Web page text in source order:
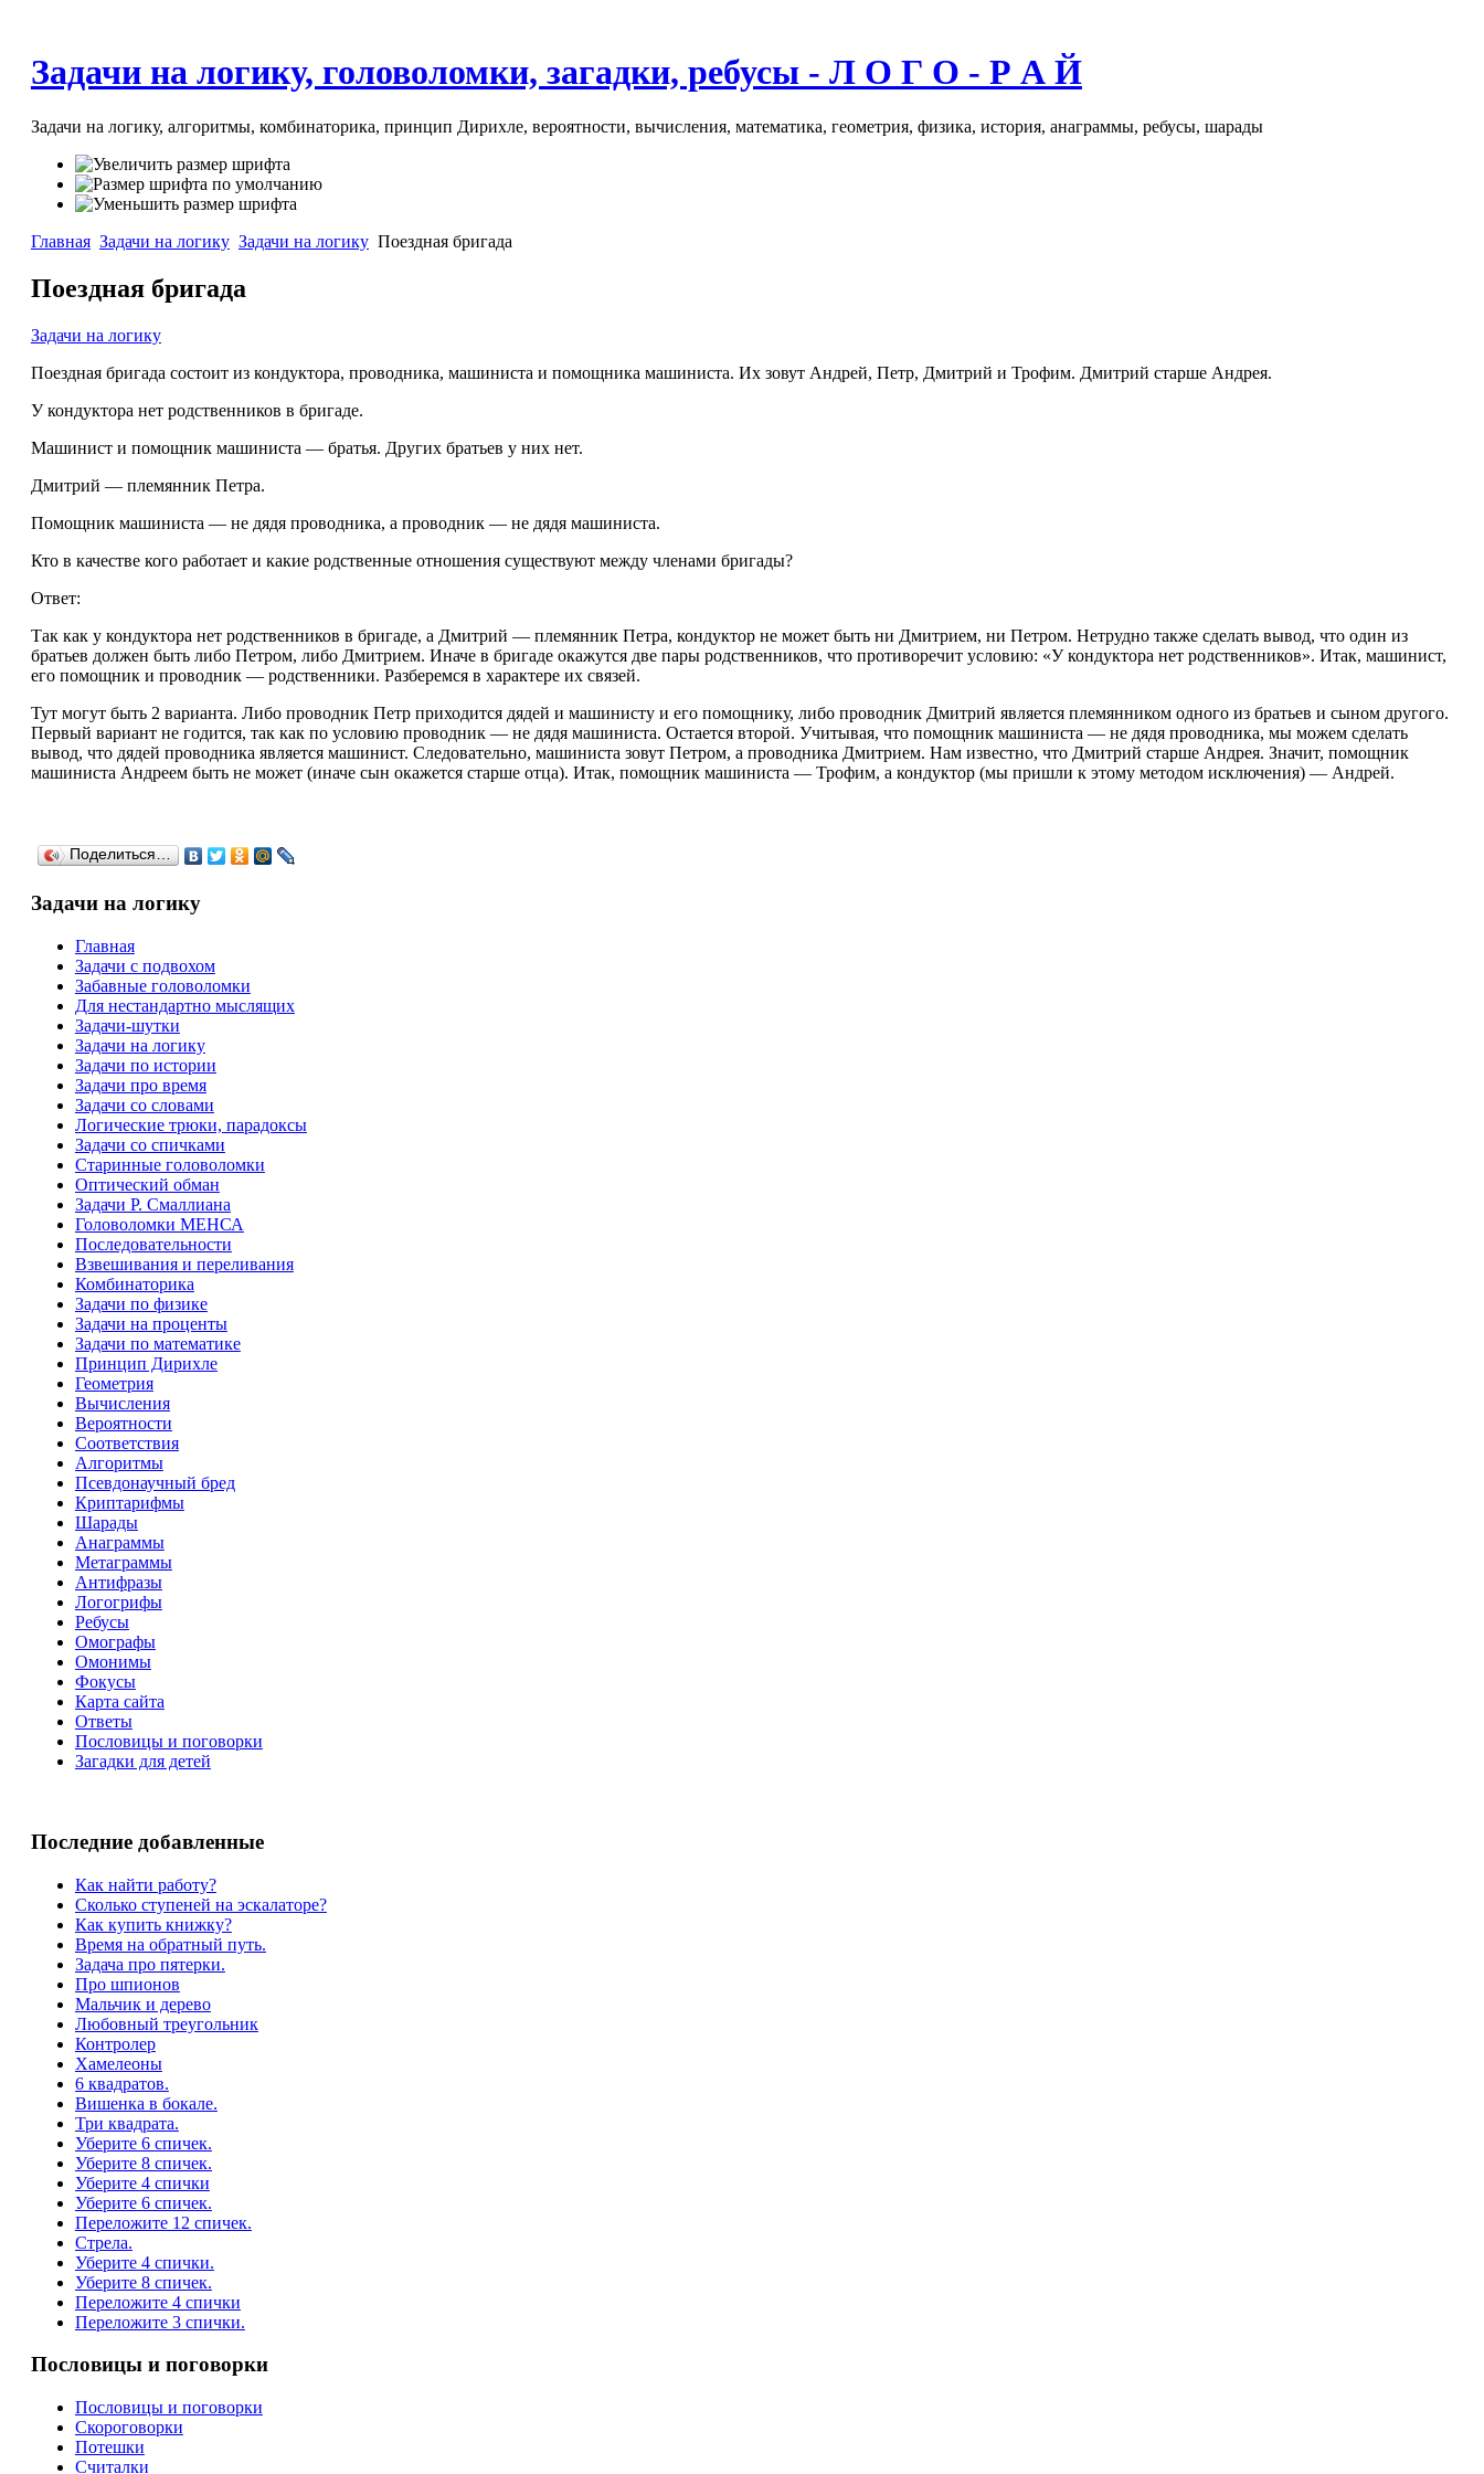
Задачи на логику, головоломки, загадки, ребусы - Л О Г О - Р А Й
Задачи на логику, алгоритмы, комбинаторика, принцип Дирихле, вероятности, вычисления, математика, геометрия, физика, история, анаграммы, ребусы, шарады
Главная Задачи на логику Задачи на логику Поездная бригада
Поездная бригада
Задачи на логику
Поездная бригада состоит из кондуктора, проводника, машиниста и помощника машиниста. Их зовут Андрей, Петр, Дмитрий и Трофим. Дмитрий старше Андрея.
У кондуктора нет родственников в бригаде.
Машинист и помощник машиниста — братья. Других братьев у них нет.
Дмитрий — племянник Петра.
Помощник машиниста — не дядя проводника, а проводник — не дядя машиниста.
Кто в качестве кого работает и какие родственные отношения существуют между членами бригады?
Ответ:
Так как у кондуктора нет родственников в бригаде, а Дмитрий — племянник Петра, кондуктор не может быть ни Дмитрием, ни Петром. Нетрудно также сделать вывод, что один из
братьев должен быть либо Петром, либо Дмитрием. Иначе в бригаде окажутся две пары родственников, что противоречит условию: «У кондуктора нет родственников». Итак, машинист,
его помощник и проводник — родственники. Разберемся в характере их связей.
Тут могут быть 2 варианта. Либо проводник Петр приходится дядей и машинисту и его помощнику, либо проводник Дмитрий является племянником одного из братьев и сыном другого.
Первый вариант не годится, так как по условию проводник — не дядя машиниста. Остается второй. Учитывая, что помощник машиниста — не дядя проводника, мы можем сделать
вывод, что дядей проводника является машинист. Следовательно, машиниста зовут Петром, а проводника Дмитрием. Нам известно, что Дмитрий старше Андрея. Значит, помощник
машиниста Андреем быть не может (иначе сын окажется старше отца). Итак, помощник машиниста — Трофим, а кондуктор (мы пришли к этому методом исключения) — Андрей.
Поделиться…
Задачи на логику
Главная
Задачи с подвохом
Забавные головоломки
Для нестандартно мыслящих
Задачи-шутки
Задачи на логику
Задачи по истории
Задачи про время
Задачи со словами
Логические трюки, парадоксы
Задачи со спичками
Старинные головоломки
Оптический обман
Задачи Р. Смаллиана
Головоломки МЕНСА
Последовательности
Взвешивания и переливания
Комбинаторика
Задачи по физике
Задачи на проценты
Задачи по математике
Принцип Дирихле
Геометрия
Вычисления
Вероятности
Соответствия
Алгоритмы
Псевдонаучный бред
Криптарифмы
Шарады
Анаграммы
Метаграммы
Антифразы
Логогрифы
Ребусы
Омографы
Омонимы
Фокусы
Карта сайта
Ответы
Пословицы и поговорки
Загадки для детей
Последние добавленные
Как найти работу?
Сколько ступеней на эскалаторе?
Как купить книжку?
Время на обратный путь.
Задача про пятерки.
Про шпионов
Мальчик и дерево
Любовный треугольник
Контролер
Хамелеоны
6 квадратов.
Вишенка в бокале.
Три квадрата.
Уберите 6 спичек.
Уберите 8 спичек.
Уберите 4 спички
Уберите 6 спичек.
Переложите 12 спичек.
Стрела.
Уберите 4 спички.
Уберите 8 спичек.
Переложите 4 спички
Переложите 3 спички.
Пословицы и поговорки
Пословицы и поговорки
Скороговорки
Потешки
Считалки